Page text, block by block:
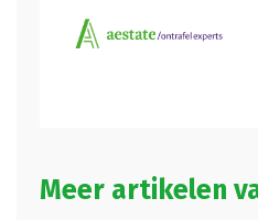
Meer artikelen